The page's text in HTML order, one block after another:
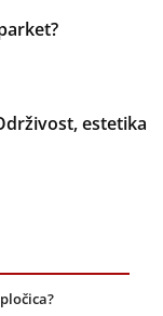
estetika